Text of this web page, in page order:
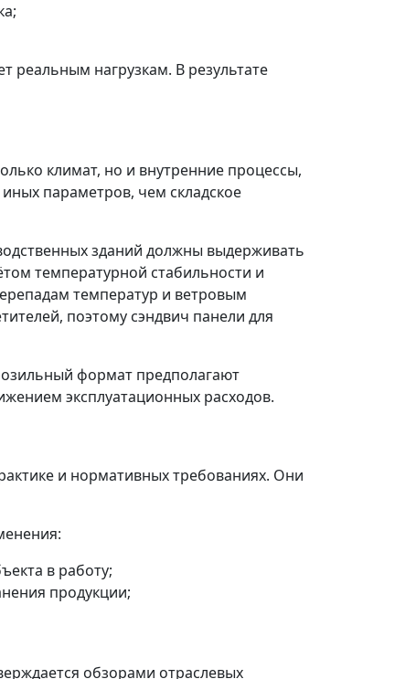
реальным нагрузкам. В результате
климат, но и внутренние процессы,
параметров, чем складское
зданий должны выдерживать
температурной стабильности и
температур и ветровым
поэтому сэндвич панели для
формат предполагают
эксплуатационных расходов.
и нормативных требованиях. Они
в работу;
продукции;
обзорами отраслевых